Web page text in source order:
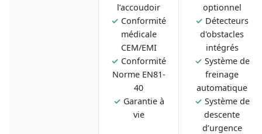
l’accoudoir
✓ Conformité
médicale
CEM/EMI
✓ Conformité
Norme EN81-
40
✓ Garantie à
vie
optionnel
✓ Détecteurs
d'obstacles
intégrés
✓ Système de
freinage
automatique
✓ Système de
descente
d’urgence